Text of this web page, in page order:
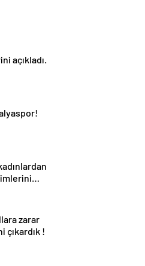
açıkladı.
zarar
!